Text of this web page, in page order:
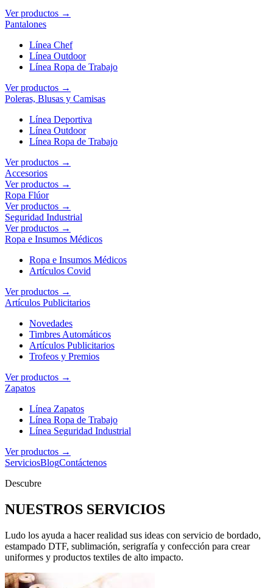
Ver productos →
Pantalones
Línea Chef
Línea Outdoor
Línea Ropa de Trabajo
Ver productos →
Poleras, Blusas y Camisas
Línea Deportiva
Línea Outdoor
Línea Ropa de Trabajo
Ver productos →
Accesorios
Ver productos →
Ropa Flúor
Ver productos →
Seguridad Industrial
Ver productos →
Ropa e Insumos Médicos
Ropa e Insumos Médicos
Artículos Covid
Ver productos →
Artículos Publicitarios
Novedades
Timbres Automáticos
Artículos Publicitarios
Trofeos y Premios
Ver productos →
Zapatos
Línea Zapatos
Línea Ropa de Trabajo
Línea Seguridad Industrial
Ver productos →
ServiciosBlogContáctenos
Descubre
NUESTROS SERVICIOS
Ludo los ayuda a hacer realidad sus ideas con servicio de bordado,
estampado DTF, sublimación, serigrafía y confección para crear
uniformes y productos textiles de alto impacto.